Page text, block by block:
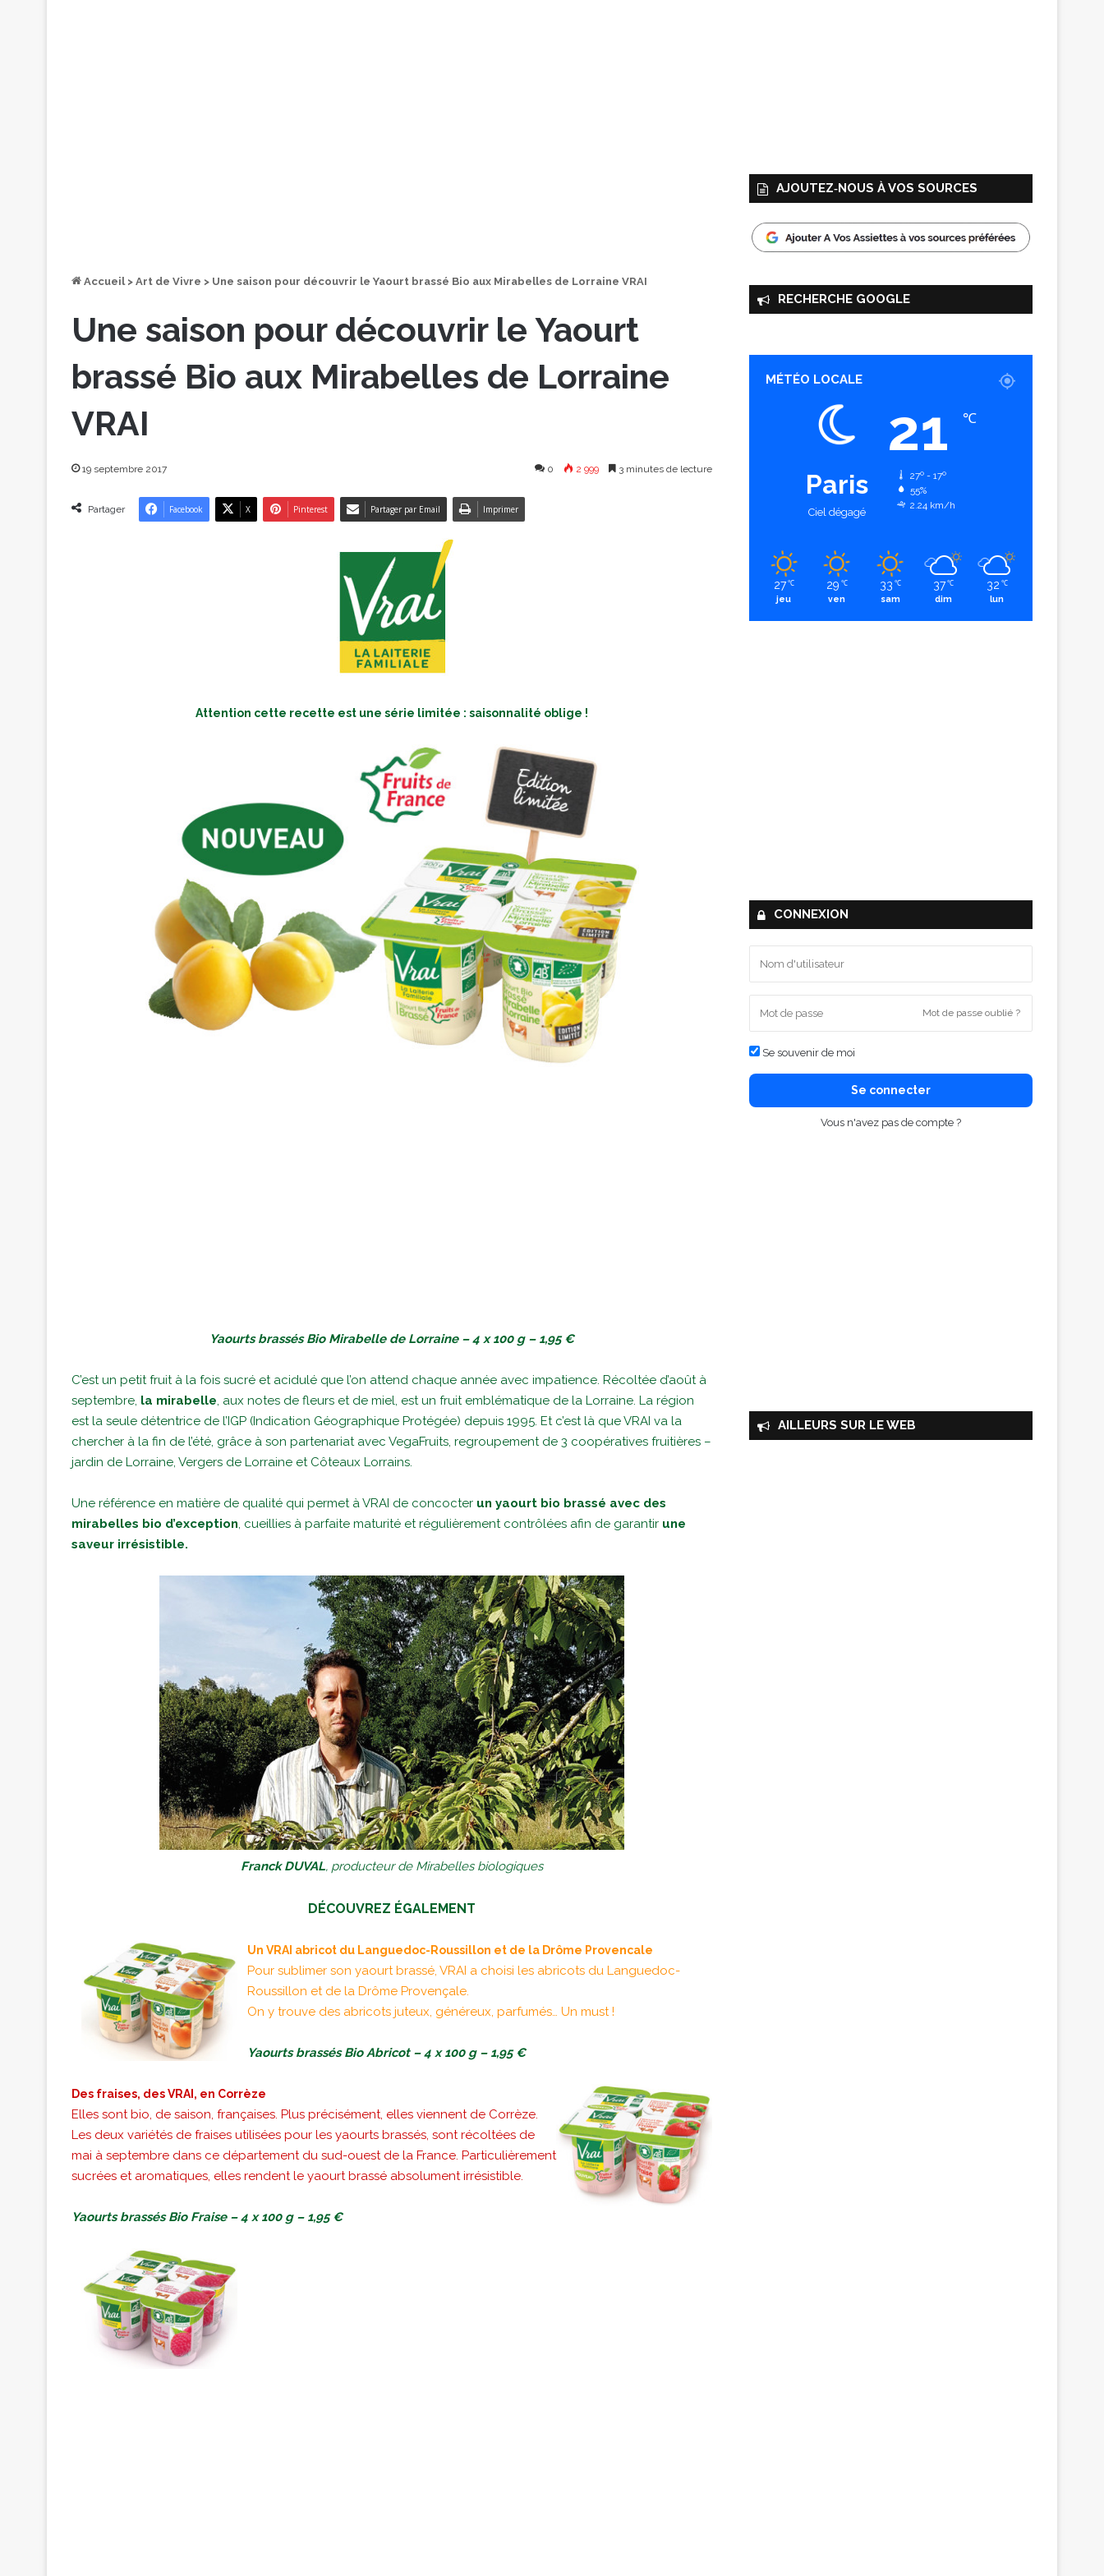
Accueil > Art de Vivre > Une saison pour découvrir le Yaourt brassé Bio aux Mirabelles de Lorraine VRAI
Une saison pour découvrir le Yaourt
brassé Bio aux Mirabelles de Lorraine
VRAI
19 septembre 2017 0 2 999 3 minutes de lecture
Partager Facebook X Pinterest Partager par Email Imprimer
Attention cette recette est une série limitée : saisonnalité oblige !
Yaourts brassés Bio Mirabelle de Lorraine – 4 x 100 g – 1,95 €
C’est un petit fruit à la fois sucré et acidulé que l’on attend chaque année avec impatience. Récoltée d’août à
septembre, la mirabelle, aux notes de fleurs et de miel, est un fruit emblématique de la Lorraine. La région
est la seule détentrice de l’IGP (Indication Géographique Protégée) depuis 1995. Et c’est là que VRAI va la
chercher à la fin de l’été, grâce à son partenariat avec VegaFruits, regroupement de 3 coopératives fruitières –
jardin de Lorraine, Vergers de Lorraine et Côteaux Lorrains.
Une référence en matière de qualité qui permet à VRAI de concocter un yaourt bio brassé avec des
mirabelles bio d’exception, cueillies à parfaite maturité et régulièrement contrôlées afin de garantir une
saveur irrésistible.
Franck DUVAL, producteur de Mirabelles biologiques
DÉCOUVREZ ÉGALEMENT
Un VRAI abricot du Languedoc-Roussillon et de la Drôme Provencale
Pour sublimer son yaourt brassé, VRAI a choisi les abricots du Languedoc-
Roussillon et de la Drôme Provençale.
On y trouve des abricots juteux, généreux, parfumés… Un must !
Yaourts brassés Bio Abricot – 4 x 100 g – 1,95 €
Des fraises, des VRAI, en Corrèze
Elles sont bio, de saison, françaises. Plus précisément, elles viennent de Corrèze.
Les deux variétés de fraises utilisées pour les yaourts brassés, sont récoltées de
mai à septembre dans ce département du sud-ouest de la France. Particulièrement
sucrées et aromatiques, elles rendent le yaourt brassé absolument irrésistible.
Yaourts brassés Bio Fraise – 4 x 100 g – 1,95 €
AJOUTEZ‑NOUS À VOS SOURCES
RECHERCHE GOOGLE
MÉTÉO LOCALE
Paris
Ciel dégagé
21 ℃
27º - 17º
55%
2.24 km/h
27 ℃
jeu
29 ℃
ven
33 ℃
sam
37 ℃
dim
32 ℃
lun
CONNEXION
Mot de passe oublié ?
Se souvenir de moi
Se connecter
Vous n'avez pas de compte ?
AILLEURS SUR LE WEB